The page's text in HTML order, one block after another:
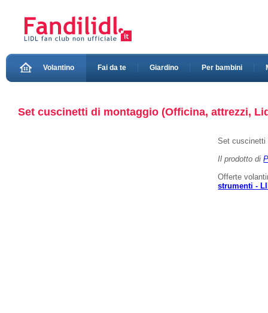
Volantino Fai da te Giardino Per bambini
Set cuscinetti di montaggio (Officina, attrezzi,
Set cuscinetti
Il prodotto di
Offerte
strumenti -